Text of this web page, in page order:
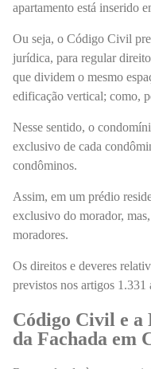
apartamento está inserido
Ou seja, o Código Civil
jurídica, para regular
que dividem o mesmo
edificação vertical; como,
Nesse sentido, o
exclusivo de cada
condôminos.
Assim, em um prédio
exclusivo do morador,
moradores.
Os direitos e deveres
previstos nos artigos
Código Civil e a
da Fachada em